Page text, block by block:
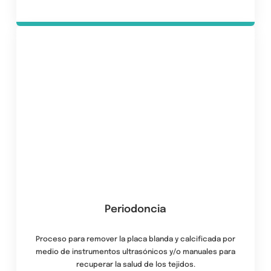
Periodoncia
Proceso para remover la placa blanda y calcificada por
medio de instrumentos ultrasónicos y/o manuales para
recuperar la salud de los tejidos.